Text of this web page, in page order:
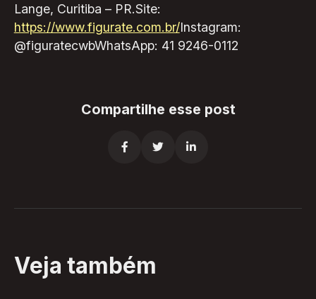
Lange, Curitiba – PR.Site:
https://www.figurate.com.br/Instagram:
@figuratecwbWhatsApp: 41 9246-0112
Compartilhe esse post
  
Veja também